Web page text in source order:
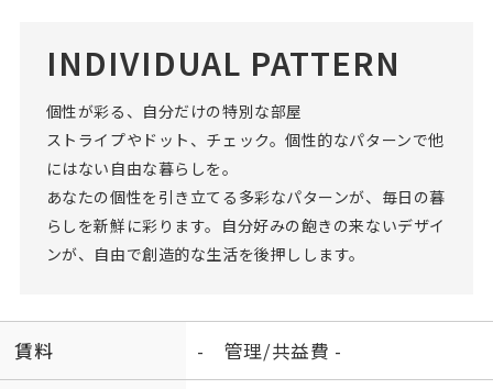
INDIVIDUAL PATTERN
個性が彩る、自分だけの特別な部屋
ストライプやドット、チェック。個性的なパターンで他
にはない自由な暮らしを。
あなたの個性を引き立てる多彩なパターンが、毎日の暮
らしを新鮮に彩ります。自分好みの飽きの来ないデザイ
ンが、自由で創造的な生活を後押しします。
賃料 - 管理/共益費 -